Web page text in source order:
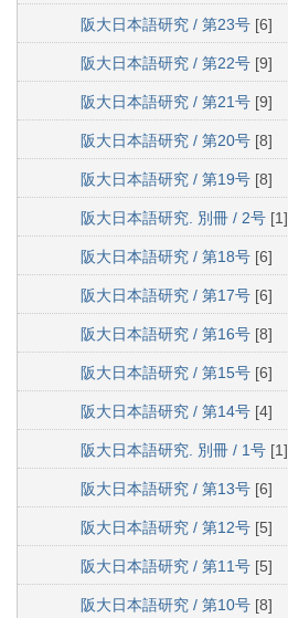
阪大日本語研究 / 第23号 [6]
阪大日本語研究 / 第22号 [9]
阪大日本語研究 / 第21号 [9]
阪大日本語研究 / 第20号 [8]
阪大日本語研究 / 第19号 [8]
阪大日本語研究. 別冊 / 2号 [1]
阪大日本語研究 / 第18号 [6]
阪大日本語研究 / 第17号 [6]
阪大日本語研究 / 第16号 [8]
阪大日本語研究 / 第15号 [6]
阪大日本語研究 / 第14号 [4]
阪大日本語研究. 別冊 / 1号 [1]
阪大日本語研究 / 第13号 [6]
阪大日本語研究 / 第12号 [5]
阪大日本語研究 / 第11号 [5]
阪大日本語研究 / 第10号 [8]